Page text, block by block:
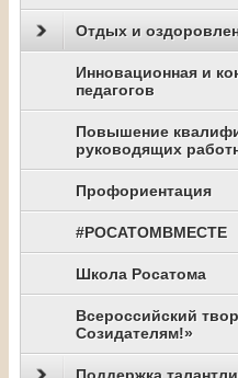
Отдых и
Инновационная и
педагогов
Повышение
руководящих
Профориентация
#РОСАТОМВМЕСТЕ
Школа Росатома
Всероссийский
Созидателям!»